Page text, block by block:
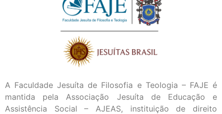
A Faculdade Jesuíta de Filosofia e Teologia – FAJE é
mantida pela Associação Jesuíta de Educação e
Assistência Social – AJEAS, instituição de direito